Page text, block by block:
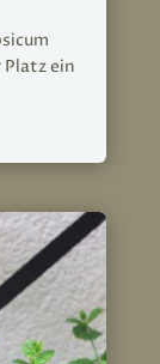
Platz ein